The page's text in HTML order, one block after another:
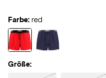
Farbe: red
Größe: